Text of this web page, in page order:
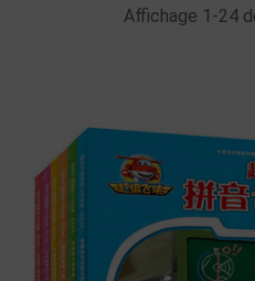
Affichage 1-24